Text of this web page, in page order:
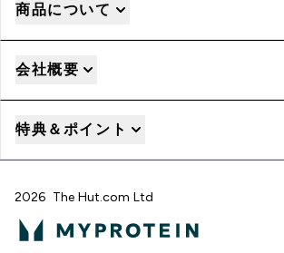
商品について
会社概要
特典＆ポイント
2026 The Hut.com Ltd